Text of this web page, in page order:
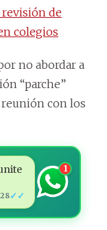
revisión de
colegios
no abordar a
“parche”
reunión con los
✓✓
1